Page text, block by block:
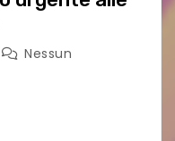
Nessun